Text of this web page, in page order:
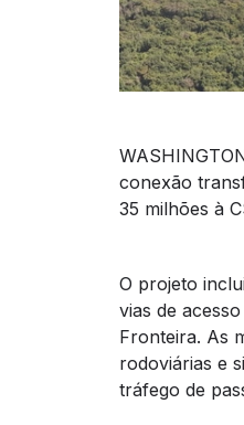
conexão
35 milhões à
O projeto
vias de
Fronteira. As
rodoviárias e
tráfego de